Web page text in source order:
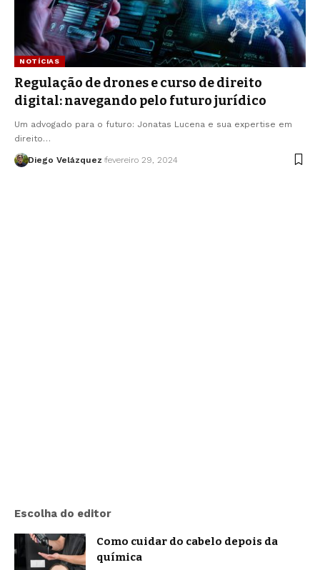
NOTÍCIAS
Regulação de drones e curso de direito
digital: navegando pelo futuro jurídico
Um advogado para o futuro: Jonatas Lucena e sua expertise em
direito…
Diego Velázquez fevereiro 29, 2024
Escolha do editor
Como cuidar do cabelo depois da
química